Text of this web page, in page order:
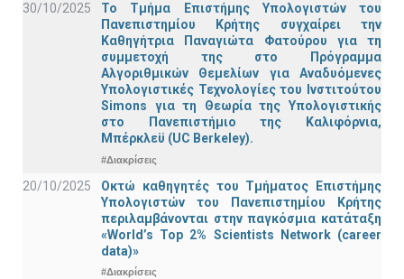
30/10/2025
Το Τμήμα Επιστήμης Υπολογιστών του
Πανεπιστημίου Κρήτης συγχαίρει την
Καθηγήτρια Παναγιώτα Φατούρου για τη
συμμετοχή της στο Πρόγραμμα
Αλγοριθμικών Θεμελίων για Αναδυόμενες
Υπολογιστικές Τεχνολογίες του Ινστιτούτου
Simons για τη Θεωρία της Υπολογιστικής
στο Πανεπιστήμιο της Καλιφόρνια,
Μπέρκλεϋ (UC Berkeley).
#Διακρίσεις
20/10/2025
Οκτώ καθηγητές του Τμήματος Επιστήμης
Υπολογιστών του Πανεπιστημίου Κρήτης
περιλαμβάνονται στην παγκόσμια κατάταξη
«World’s Top 2% Scientists Network (career
data)»
#Διακρίσεις